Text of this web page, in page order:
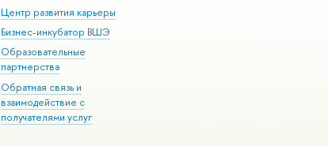
Центр развития карьеры
Бизнес-инкубатор ВШЭ
Образовательные
партнерства
Обратная связь и
взаимодействие с
получателями услуг